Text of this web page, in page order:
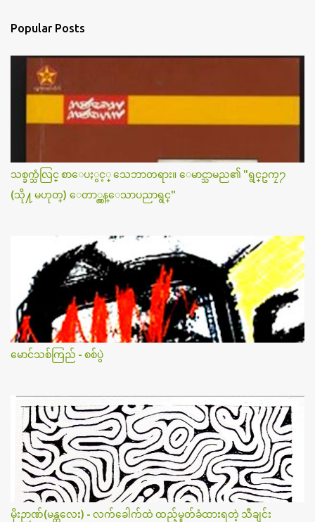
s
Popular Posts
သစ္ခက္သံလြင္ စာေပႏွင့္ သေဘာတရား။ ေမာင္သာမည၏ "ရွင္ဥကၠ႒
(သို႔ မဟုတ္) ေတာ္လွန္ေသာပညာရွင္"
မောင်သစ်ကြည် - စစ်ပွဲ
မိုးဉာဏ်(မန္တလေး) - လက်ခေါက်ထဲ ထည့်မှုတ်ခံထားရတဲ့ သီချင်း